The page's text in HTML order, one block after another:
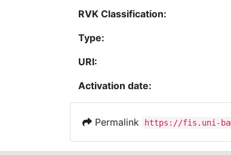
RVK Classification:
Type:
URI:
Activation date:
Permalink https://fis.uni-